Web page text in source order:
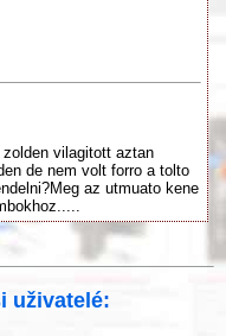
vilagitott aztan
de nem volt forro a tolto
az utmuato kene
uživatelé: